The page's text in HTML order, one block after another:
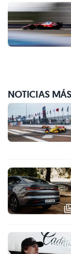
NOTICIAS